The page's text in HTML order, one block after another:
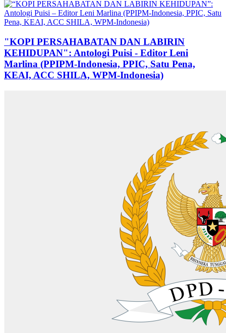
"KOPI PERSAHABATAN DAN LABIRIN
KEHIDUPAN": Antologi Puisi - Editor Leni
Marlina (PPIPM-Indonesia, PPIC, Satu Pena,
KEAI, ACC SHILA, WPM-Indonesia)